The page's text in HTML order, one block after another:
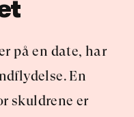
på en date, har
En
skuldrene er